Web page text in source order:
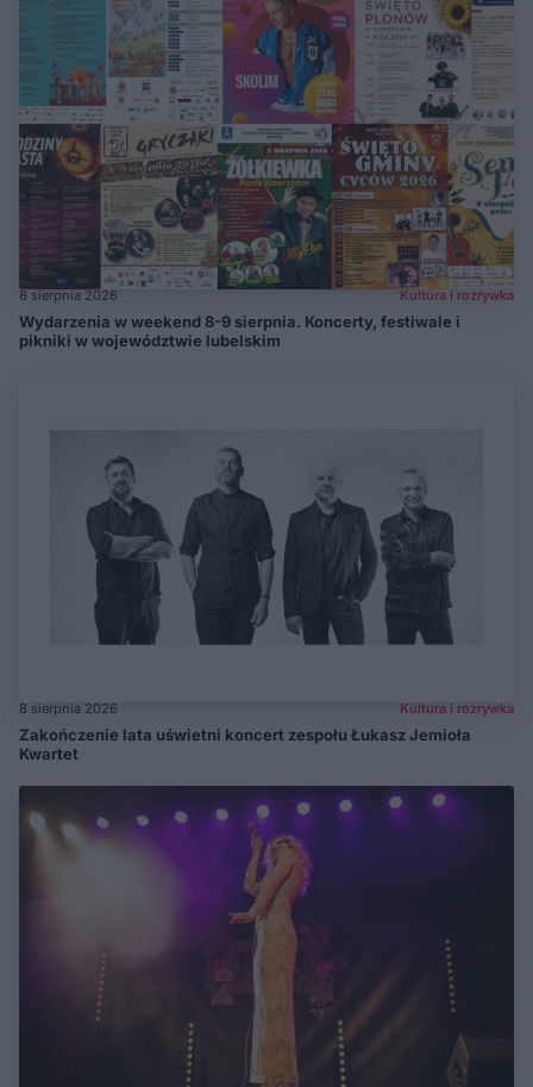
8 sierpnia 2026 Kultura i rozrywka
Wydarzenia w weekend 8-9 sierpnia. Koncerty, festiwale i
pikniki w województwie lubelskim
8 sierpnia 2026 Kultura i rozrywka
Zakończenie lata uświetni koncert zespołu Łukasz Jemioła
Kwartet